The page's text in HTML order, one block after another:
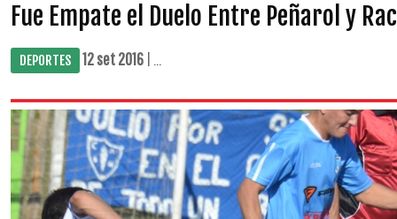
Fue Empate el Duelo Entre Peñarol y
DEPORTES 12 set 2016 | ...